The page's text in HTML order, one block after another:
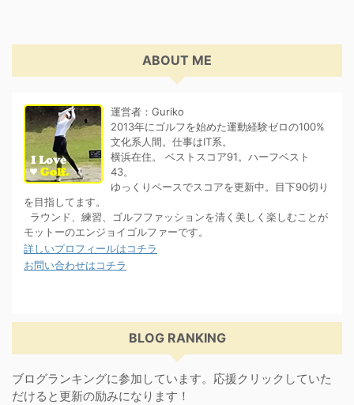
ABOUT ME
運営者：Guriko
2013年にゴルフを始めた運動経験ゼロの100%
文化系人間。仕事はIT系。
横浜在住。 ベストスコア91。ハーフベスト
43。
ゆっくりペースでスコアを更新中。目下90切り
を目指してます。
ラウンド、練習、ゴルフファッションを清く美しく楽しむことが
モットーのエンジョイゴルファーです。
詳しいプロフィールはコチラ
お問い合わせはコチラ
BLOG RANKING
ブログランキングに参加しています。応援クリックしていた
だけると更新の励みになります！